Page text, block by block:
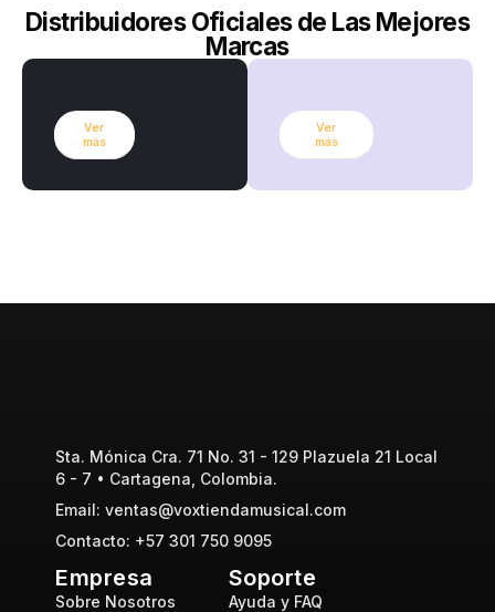
Distribuidores Oficiales de Las Mejores
Marcas
Ver
más
Ver
más
Sta. Mónica Cra. 71 No. 31 - 129 Plazuela 21 Local
6 - 7 • Cartagena, Colombia.
Email: ventas@voxtiendamusical.com
Contacto: +57 301 750 9095
Empresa
Sobre Nosotros
Soporte
Ayuda y FAQ